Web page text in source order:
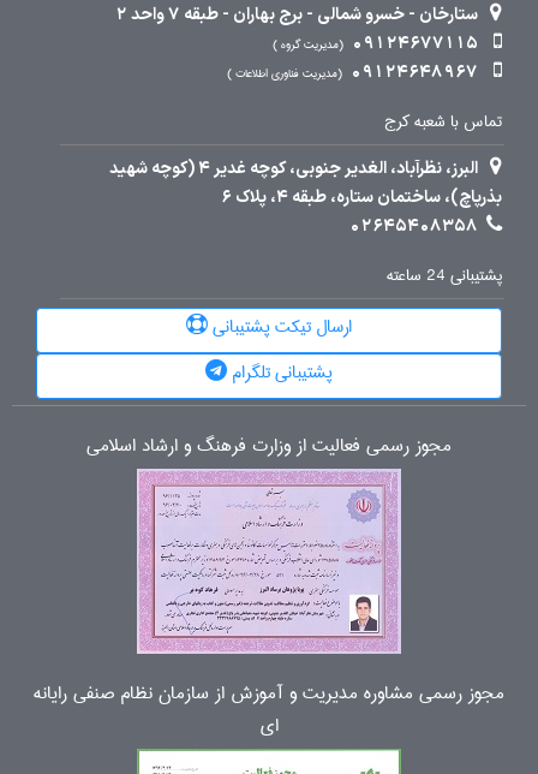
ستارخان - خسرو شمالی - برج بهاران - طبقه 7 واحد 2
09124677115
مدیریت گروه
09124648967 مدیریت فناوری اطلاعات
تماس با شعبه کرج
البرز، نظرآباد، الغدیر جنوبی، کوچه غدیر 4 (کوچه شهید
بذرپاچ)، ساختمان ستاره، طبقه 4، پلاک 6
02645408358
پشتیبانی 24 ساعته
ارسال تیکت پشتیبانی
پشتیبانی تلگرام
مجوز رسمی فعالیت از وزارت فرهنگ و ارشاد اسلامی
مجوز رسمی مشاوره مدیریت و آموزش از سازمان نظام صنفی رایانه
ای